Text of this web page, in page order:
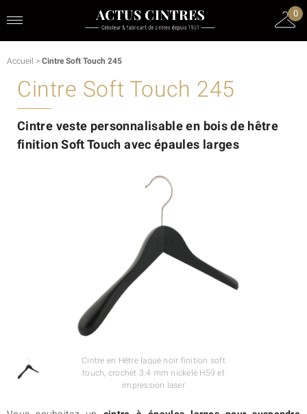
0
Accueil > Cintre Soft Touch 245
Cintre Soft Touch 245
Cintre veste personnalisable en bois de hêtre
finition Soft Touch avec épaules larges
Cintre en Hêtre laqué noir finition soft
touch, crochet 3.4 mm nickelé H59 et
impression laser